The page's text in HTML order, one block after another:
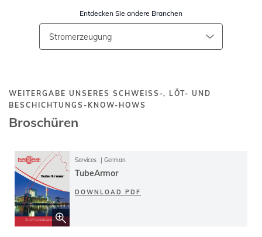
Entdecken Sie andere Branchen
WEITERGABE UNSERES SCHWEISS-, LÖT- UND B
ESCHICHTUNGS-KNOW-HOWS
Broschüren
Services German
TubeArmor
DOWNLOAD PDF